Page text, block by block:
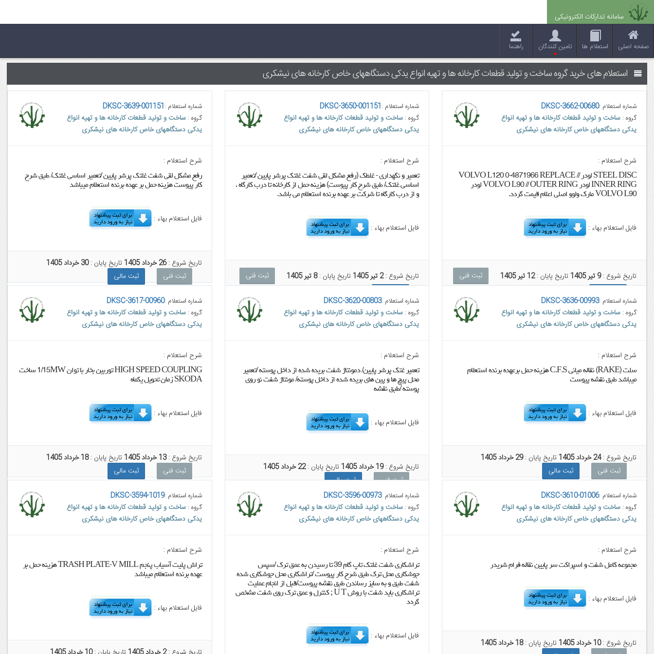
سامانه تدارکات الکترونیکی
صفحه اصلی استعلام ها تامین کنندگان راهنما
استعلام های خرید گروه ساخت و تولید قطعات کارخانه ها و تهیه انواع یدکی دستگاههای خاص کارخانه های نیشکری
شماره استعلام :DKSC-3662-00680
گروه : ساخت و تولید قطعات کارخانه ها و تهیه انواع
یدکی دستگاههای خاص کارخانه های نیشکری
شرح استعلام :
STEEL DISC ﻟﻮﺩﺭ VOLVO L120 0-4871966 REPLACE //
INNER RING لودر VOLVO L90 // OUTER RING لودر
VOLVO L90 مارک ولوو اصلی اعلام قیمت گردد.
فایل استعلام بهاء :
تاریخ شروع :9 تیر 1405 تاریخ پایان :12 تیر 1405
ثبت فنی
شماره استعلام :DKSC-3650-001151
گروه : ساخت و تولید قطعات کارخانه ها و تهیه انواع
یدکی دستگاههای خاص کارخانه های نیشکری
شرح استعلام :
تعمیر و نگهداری - غلطک (رفع مشکل لقی شفت غلتک پرشر پایین /تعمیر
اساسی غلتک/ طبق شرح کار پیوست) هزینه حمل از کارخانه تا درب کارگاه ،
و از درب کارگاه تا شرکت بر عهده برنده استعلام می باشد.
فایل استعلام بهاء :
تاریخ شروع :2 تیر 1405 تاریخ پایان :8 تیر 1405
ثبت فنی
شماره استعلام :DKSC-3639-001151
گروه : ساخت و تولید قطعات کارخانه ها و تهیه انواع
یدکی دستگاههای خاص کارخانه های نیشکری
شرح استعلام :
رفع مشکل لقی شفت غلتک پرشر پایین /تعمیر اساسی غلتک/ طبق شرح
کار پیوست هزینه حمل بر عهده برنده استعلام میباشد
فایل استعلام بهاء :
تاریخ شروع :26 خرداد 1405 تاریخ پایان :30 خرداد 1405
ثبت فنی
ثبت مالی
شماره استعلام :DKSC-3636-00993
گروه : ساخت و تولید قطعات کارخانه ها و تهیه انواع
یدکی دستگاههای خاص کارخانه های نیشکری
شرح استعلام :
سلت (RAKE) نقاله میانی C.F.S هزینه حمل برعهده برنده استعلام
میباشد طبق نقشه پیوست
فایل استعلام بهاء :
تاریخ شروع :24 خرداد 1405 تاریخ پایان :29 خرداد 1405
ثبت فنی
ثبت مالی
شماره استعلام :DKSC-3620-00803
گروه : ساخت و تولید قطعات کارخانه ها و تهیه انواع
یدکی دستگاههای خاص کارخانه های نیشکری
شرح استعلام :
تعمیر غتک پرشر پایین/ دمونتاژ شفت بریده شده از داخل پوسته /تعمیر
محل پیچ ها و پین های بریده شده از داخل پوسته/ مونتاژ شفت نو روی
پوسته /طبق نقشه
فایل استعلام بهاء :
تاریخ شروع :19 خرداد 1405 تاریخ پایان :22 خرداد 1405
ثبت فنی
ثبت مالی
شماره استعلام :DKSC-3617-00960
گروه : ساخت و تولید قطعات کارخانه ها و تهیه انواع
یدکی دستگاههای خاص کارخانه های نیشکری
شرح استعلام :
HIGH SPEED COUPLING توربین بخار با توان 1/15MW ساخت
SKODA زمان تحویل یکماه
فایل استعلام بهاء :
تاریخ شروع :13 خرداد 1405 تاریخ پایان :18 خرداد 1405
ثبت فنی
ثبت مالی
شماره استعلام :DKSC-3610-01006
گروه : ساخت و تولید قطعات کارخانه ها و تهیه انواع
یدکی دستگاههای خاص کارخانه های نیشکری
شرح استعلام :
مجموعه کامل شفت و اسپراکت سر پایین نقاله فرام شریدر
فایل استعلام بهاء :
تاریخ شروع :10 خرداد 1405 تاریخ پایان :18 خرداد 1405
شماره استعلام :DKSC-3596-00973
گروه : ساخت و تولید قطعات کارخانه ها و تهیه انواع
یدکی دستگاههای خاص کارخانه های نیشکری
شرح استعلام :
تراشکاری شفت غلتک تاپ گام 39 تا رسیدن به عمق ترک /سپس
جوشکاری محل ترک طبق شرح کار پیوست /تراشکاری محل جوشکاری شده
شفت طبق و به سایز رساندن طبق نقشه پیوست/قبل از انجام عملیت
تراشکاری باید شفت با روش U T ; کنترل و عمق ترک روی شفت مشخص
گردد
فایل استعلام بهاء :
شماره استعلام :DKSC-3594-1019
گروه : ساخت و تولید قطعات کارخانه ها و تهیه انواع
یدکی دستگاههای خاص کارخانه های نیشکری
شرح استعلام :
تراش پلیت آسیاب پنجم TRASH PLATE-V MILL هزینه حمل بر
عهده برنده استعلام میباشد
فایل استعلام بهاء :